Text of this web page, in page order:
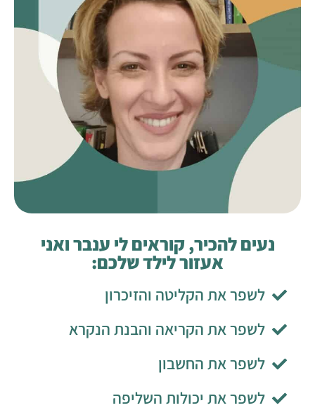
נעים להכיר, קוראים לי ענבר ואני
אעזור לילד שלכם:
לשפר את הקליטה והזיכרון
לשפר את הקריאה והבנת הנקרא
לשפר את החשבון
לשפר את יכולות השליפה